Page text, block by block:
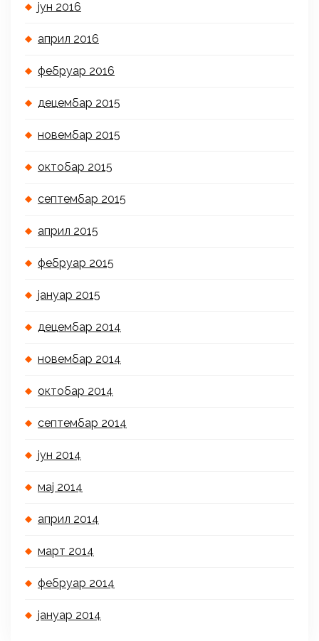
јун 2016
април 2016
фебруар 2016
децембар 2015
новембар 2015
октобар 2015
септембар 2015
април 2015
фебруар 2015
јануар 2015
децембар 2014
новембар 2014
октобар 2014
септембар 2014
јун 2014
мај 2014
април 2014
март 2014
фебруар 2014
јануар 2014